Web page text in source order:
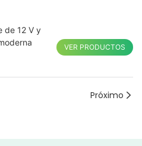
de 12 V y
VER PRODUCTOS
Próximo